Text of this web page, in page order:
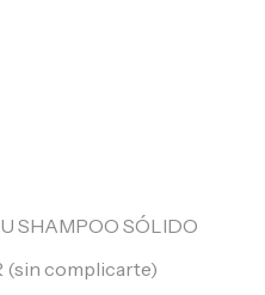
SHAMPOO SÓLIDO
(sin complicarte)